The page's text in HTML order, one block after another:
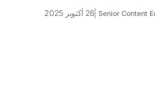
Senior Content 26 أكتوبر 2025